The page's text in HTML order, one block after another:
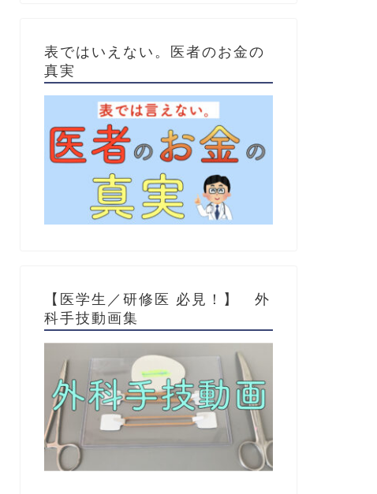
表ではいえない。医者のお金の
真実
【医学生／研修医 必見！】 外
科手技動画集